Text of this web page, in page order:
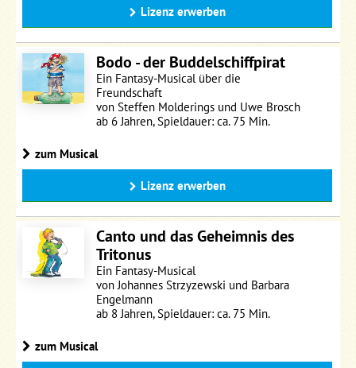
Lizenz erwerben
Bodo - der Buddelschiffpirat
Ein Fantasy-Musical über die
Freundschaft
von Steffen Molderings und Uwe Brosch
ab 6 Jahren, Spieldauer: ca. 75 Min.
zum Musical
Lizenz erwerben
Canto und das Geheimnis des
Tritonus
Ein Fantasy-Musical
von Johannes Strzyzewski und Barbara
Engelmann
ab 8 Jahren, Spieldauer: ca. 75 Min.
zum Musical